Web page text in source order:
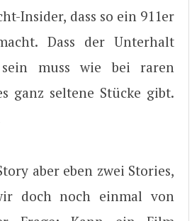
Insider, dass so ein 911er
Dass der Unterhalt
muss wie bei raren
ganz seltene Stücke gibt.
aber eben zwei Stories,
doch noch einmal von